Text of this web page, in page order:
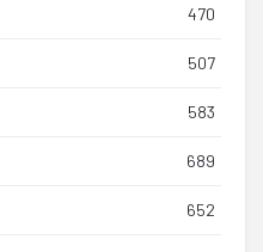
470
507
583
689
652